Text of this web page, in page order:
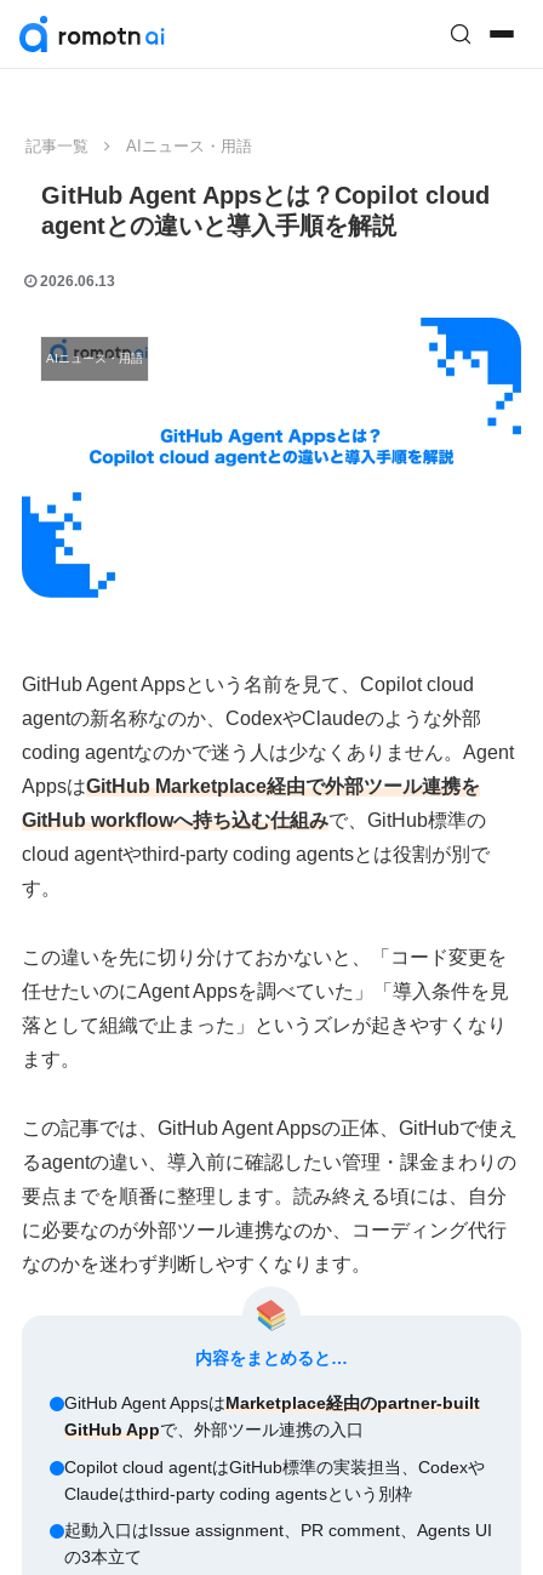
記事一覧 AIニュース・用語
GitHub Agent Appsとは？Copilot cloud
agentとの違いと導入手順を解説
2026.06.13
AIニュース・用語
GitHub Agent Appsという名前を見て、Copilot cloud
agentの新名称なのか、CodexやClaudeのような外部
coding agentなのかで迷う人は少なくありません。Agent
AppsはGitHub Marketplace経由で外部ツール連携を
GitHub workflowへ持ち込む仕組みで、GitHub標準の
cloud agentやthird-party coding agentsとは役割が別で
す。
この違いを先に切り分けておかないと、「コード変更を
任せたいのにAgent Appsを調べていた」「導入条件を見
落として組織で止まった」というズレが起きやすくなり
ます。
この記事では、GitHub Agent Appsの正体、GitHubで使え
るagentの違い、導入前に確認したい管理・課金まわりの
要点までを順番に整理します。読み終える頃には、自分
に必要なのが外部ツール連携なのか、コーディング代行
なのかを迷わず判断しやすくなります。
内容をまとめると…
GitHub Agent AppsはMarketplace経由のpartner-built
GitHub Appで、外部ツール連携の入口
Copilot cloud agentはGitHub標準の実装担当、Codexや
Claudeはthird-party coding agentsという別枠
起動入口はIssue assignment、PR comment、Agents UI
の3本立て